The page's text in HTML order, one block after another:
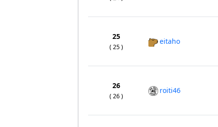
25
( 25 )
eitaho
26
( 26 )
roiti46